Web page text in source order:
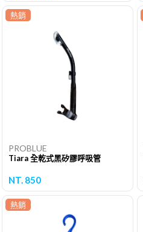
熱銷
PROBLUE
Tiara 全乾式黑矽膠呼吸管
NT. 850
熱銷